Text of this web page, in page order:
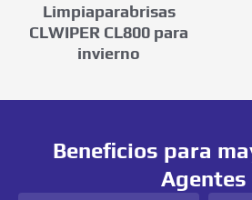
Limpiaparabrisas
CLWIPER CL800 para
invierno
Beneficios para
Agentes